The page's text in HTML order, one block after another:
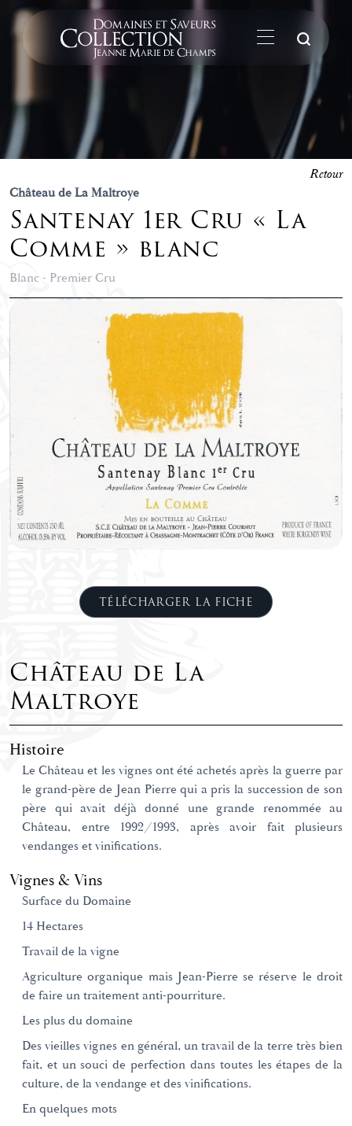
Château de La Maltroye
Santenay 1er Cru « La
Comme » blanc
Blanc - Premier Cru
Retour
TÉLÉCHARGER LA FICHE
Château de La
Maltroye
Histoire
Le Château et les vignes ont été achetés après la guerre par
le grand-père de Jean Pierre qui a pris la succession de son
père qui avait déjà donné une grande renommée au
Château, entre 1992/1993, après avoir fait plusieurs
vendanges et vinifications.
Vignes & Vins
Surface du Domaine
14 Hectares
Travail de la vigne
Agriculture organique mais Jean-Pierre se réserve le droit
de faire un traitement anti-pourriture.
Les plus du domaine
Des vieilles vignes en général, un travail de la terre très bien
fait, et un souci de perfection dans toutes les étapes de la
culture, de la vendange et des vinifications.
En quelques mots